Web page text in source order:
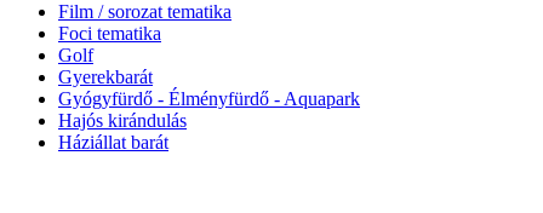
Film / sorozat tematika
Foci tematika
Golf
Gyerekbarát
Gyógyfürdő - Élményfürdő - Aquapark
Hajós kirándulás
Háziállat barát